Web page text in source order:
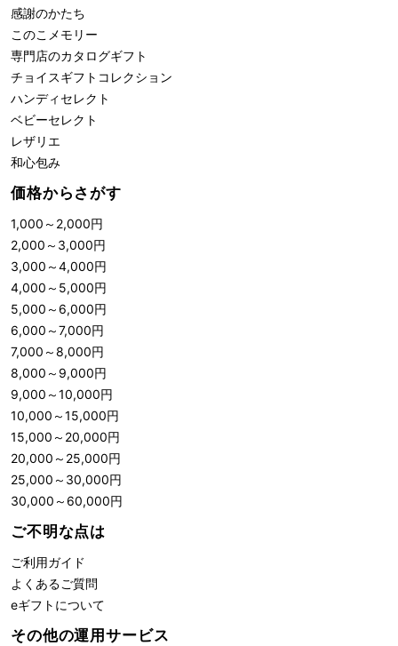
感謝のかたち
このこメモリー
専門店のカタログギフト
チョイスギフトコレクション
ハンディセレクト
ベビーセレクト
レザリエ
和心包み
価格からさがす
1,000 ～ 2,000円
2,000 ～ 3,000円
3,000 ～4,000円
4,000 ～ 5,000円
5,000 ～ 6,000円
6,000 ～7,000円
7,000 ～8,000円
8,000 ～ 9,000円
9,000 ～10,000円
10,000 ～15,000円
15,000 ～ 20,000円
20,000 ～ 25,000円
25,000 ～ 30,000円
30,000 ～ 60,000円
ご不明な点は
ご利用ガイド
よくあるご質問
eギフトについて
その他の運用サービス